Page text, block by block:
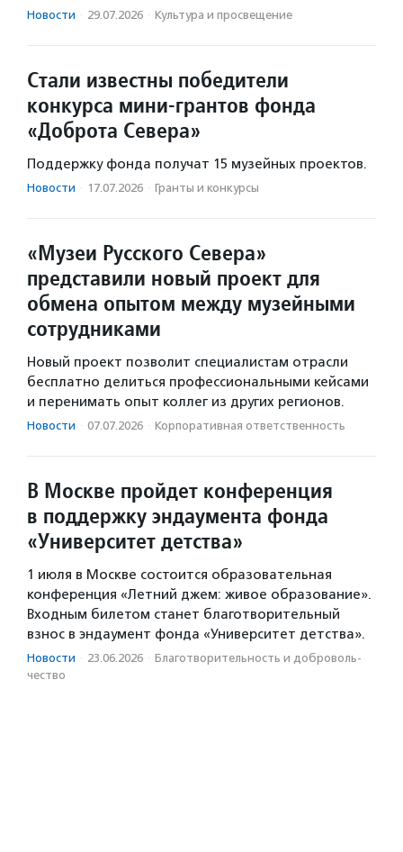
Новости · 29.07.2026 · Культура и просвещение
Стали известны победители
конкурса мини-грантов фонда
«Доброта Севера»
Поддержку фонда получат 15 музейных проектов.
Новости · 17.07.2026 · Гранты и конкурсы
«Музеи Русского Севера»
представили новый проект для
обмена опытом между музейными
сотрудниками
Новый проект позволит специалистам отрасли
бесплатно делиться профессиональными кейсами
и перенимать опыт коллег из других регионов.
Новости · 07.07.2026 · Корпоративная ответственность
В Москве пройдет конференция
в поддержку эндаумента фонда
«Университет детства»
1 июля в Москве состоится образовательная
конференция «Летний джем: живое образование».
Входным билетом станет благотворительный
взнос в эндаумент фонда «Университет детства».
Новости · 23.06.2026 · Благотвори­тель­ность и доброволь­
чест­во